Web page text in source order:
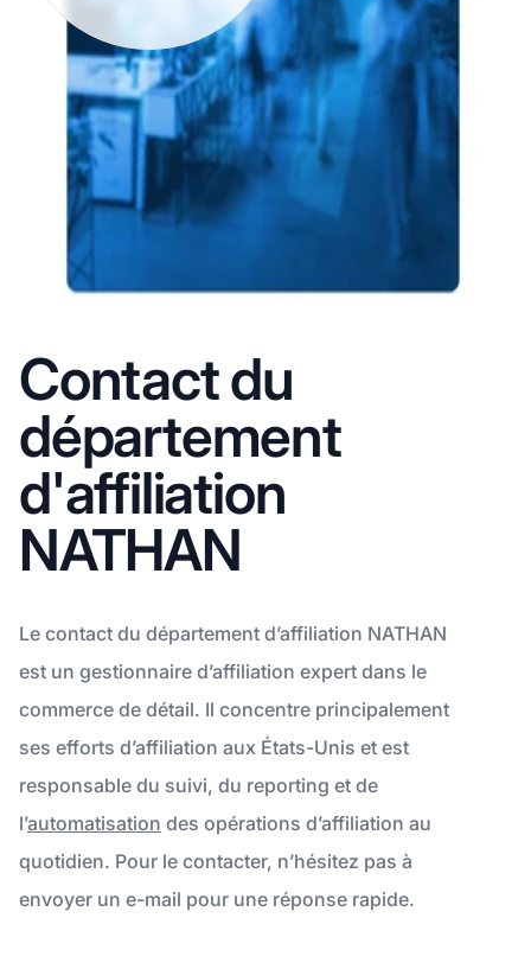
Contact du
département
d'affiliation
NATHAN
Le contact du département d’affiliation NATHAN
est un gestionnaire d’affiliation expert dans le
commerce de détail. Il concentre principalement
ses efforts d’affiliation aux États-Unis et est
responsable du suivi, du reporting et de
l’automatisation des opérations d’affiliation au
quotidien. Pour le contacter, n’hésitez pas à
envoyer un e-mail pour une réponse rapide.